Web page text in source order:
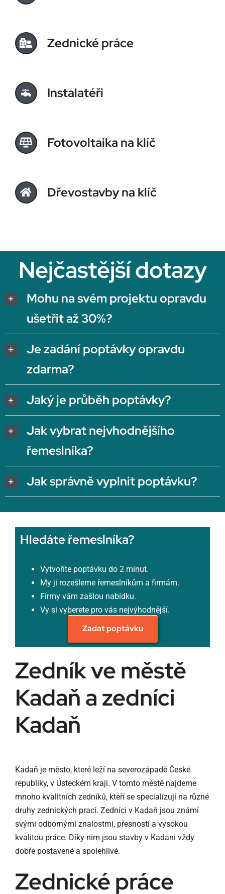
Zednické práce
Instalatéři
Fotovoltaika na klíč
Dřevostavby na klíč
Nejčastější dotazy
Mohu na svém projektu opravdu
ušetřit až 30%?
Je zadání poptávky opravdu
zdarma?
Jaký je průběh poptávky?
Jak vybrat nejvhodnějšího
řemeslníka?
Jak správně vyplnit poptávku?
Hledáte řemeslníka?
Vytvoříte poptávku do 2 minut.
My ji rozešleme řemeslníkům a firmám.
Firmy vám zašlou nabídku.
Vy si vyberete pro vás nejvýhodnější.
Zadat poptávku
Zedník ve městě
Kadaň a zedníci
Kadaň
Kadaň je město, které leží na severozápadě České
republiky, v Ústeckém kraji. V tomto městě najdeme
mnoho kvalitních zedníků, kteří se specializují na různé
druhy zednických prací. Zedníci v Kadaň jsou známí
svými odbornými znalostmi, přesností a vysokou
kvalitou práce. Díky nim jsou stavby v Kadani vždy
dobře postavené a spolehlivé.
Zednické práce